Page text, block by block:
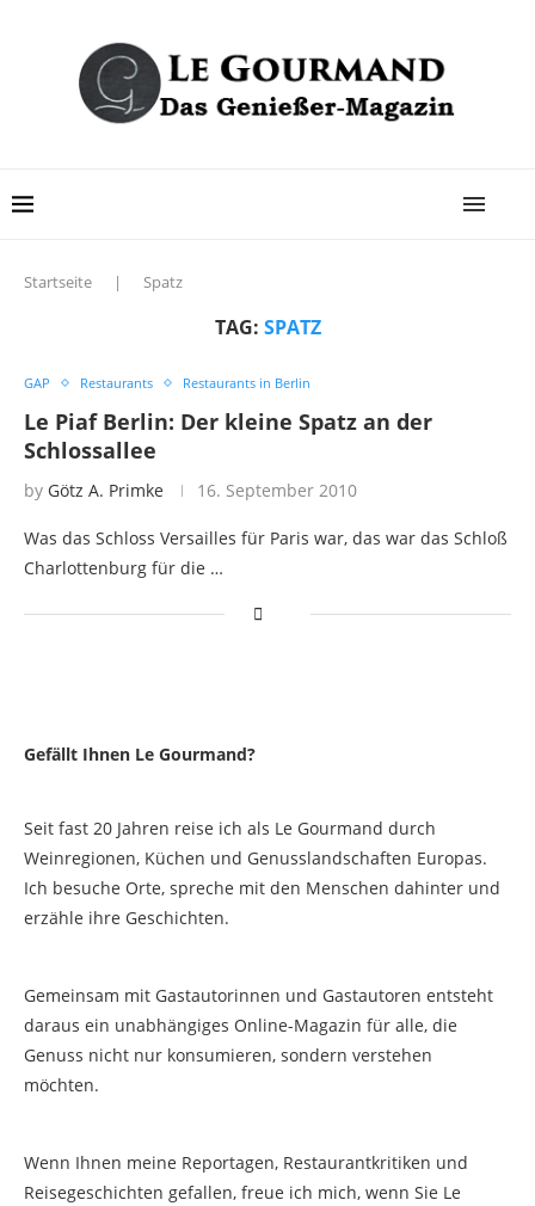
Startseite | Spatz
TAG: SPATZ
GAP Restaurants Restaurants in Berlin
Le Piaf Berlin: Der kleine Spatz an der
Schlossallee
by Götz A. Primke 16. September 2010
Was das Schloss Versailles für Paris war, das war das Schloß
Charlottenburg für die …
Gefällt Ihnen Le Gourmand?
Seit fast 20 Jahren reise ich als Le Gourmand durch
Weinregionen, Küchen und Genusslandschaften Europas.
Ich besuche Orte, spreche mit den Menschen dahinter und
erzähle ihre Geschichten.
Gemeinsam mit Gastautorinnen und Gastautoren entsteht
daraus ein unabhängiges Online-Magazin für alle, die
Genuss nicht nur konsumieren, sondern verstehen
möchten.
Wenn Ihnen meine Reportagen, Restaurantkritiken und
Reisegeschichten gefallen, freue ich mich, wenn Sie Le